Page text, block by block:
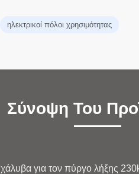
ηλεκτρικοί πόλοι χρησιμότητας
Σύνοψη Του
για τον πύργο λήξης